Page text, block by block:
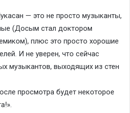
— это не просто музыканты,
(Досым стал доктором
плюс это просто хорошие
И не уверен, что сейчас
музыкантов, выходящих из стен
просмотра будет некоторое